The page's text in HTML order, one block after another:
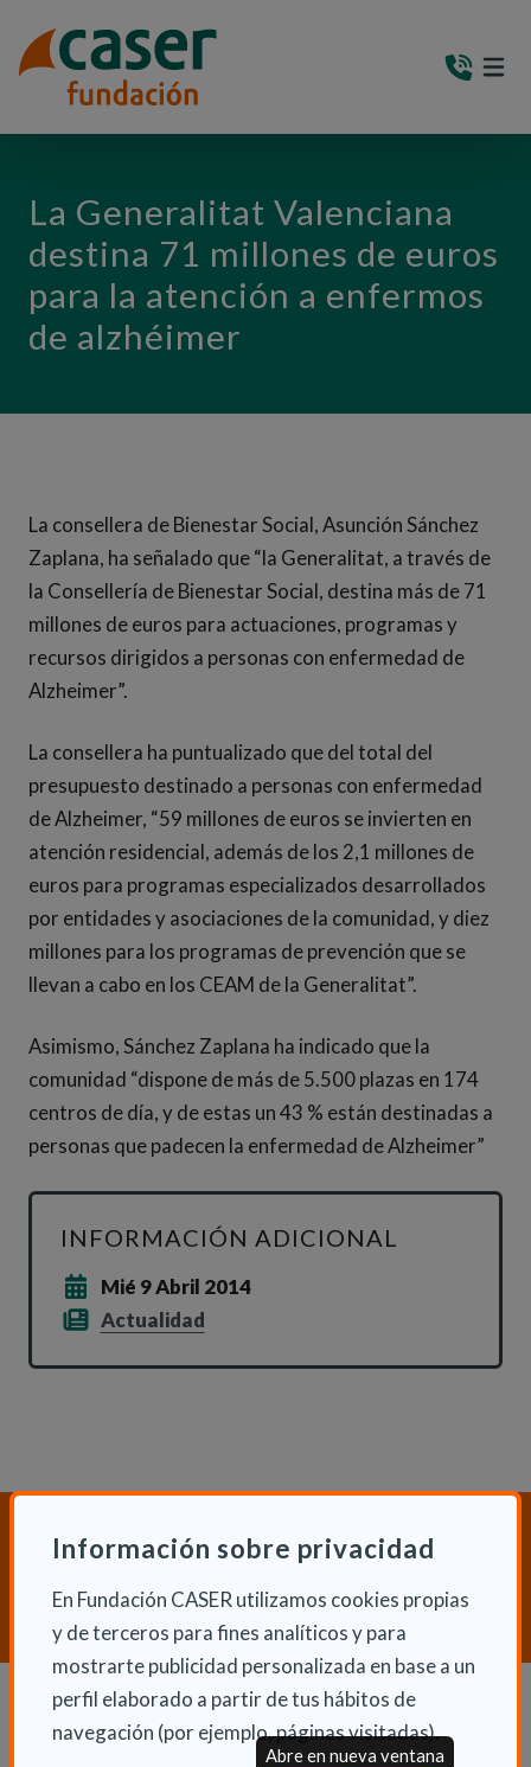
Información sobre privacidad
En Fundación CASER utilizamos cookies propias
y de terceros para fines analíticos y para
mostrarte publicidad personalizada en base a un
perfil elaborado a partir de tus hábitos de
navegación (por ejemplo, páginas visitadas).
Abre en nueva ventana
La Generalitat Valenciana
destina 71 millones de euros
para la atención a enfermos
de alzhéimer
La consellera de Bienestar Social, Asunción Sánchez
Zaplana, ha señalado que “la Generalitat, a través de
la Consellería de Bienestar Social, destina más de 71
millones de euros para actuaciones, programas y
recursos dirigidos a personas con enfermedad de
Alzheimer”.
La consellera ha puntualizado que del total del
presupuesto destinado a personas con enfermedad
de Alzheimer, “59 millones de euros se invierten en
atención residencial, además de los 2,1 millones de
euros para programas especializados desarrollados
por entidades y asociaciones de la comunidad, y diez
millones para los programas de prevención que se
llevan a cabo en los CEAM de la Generalitat”.
Asimismo, Sánchez Zaplana ha indicado que la
comunidad “dispone de más de 5.500 plazas en 174
centros de día, y de estas un 43 % están destinadas a
personas que padecen la enfermedad de Alzheimer”
INFORMACIÓN ADICIONAL
Mié 9 Abril 2014
Actualidad
¿Necesitas orientación sobre
Dependencia y Discapacidad?
CONTACTA CON NOSOTROS
Dependencia y autonomía